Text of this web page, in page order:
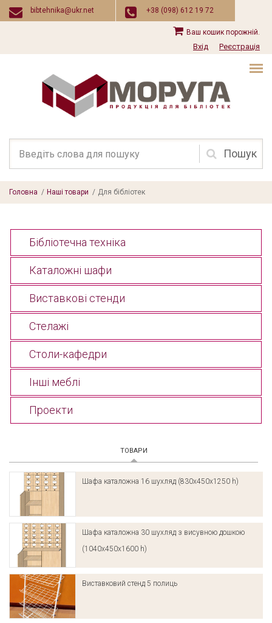
bibtehnika@ukr.net +38 (098) 612 19 72
Ваш кошик порожній.
Вхід Реєстрація
Пошукова
форма
Головна / Наші товари / Для бібліотек
Бібліотечна техніка
Каталожні шафи
Виставкові стенди
Стелажі
Столи-кафедри
Інші меблі
Проекти
ТОВАРИ
Шафа каталожна 16 шухляд (830х450х1250 h)
Шафа каталожна 30 шухляд з висувною дошкою
(1040х450х1600 h)
Виставковий стенд 5 полиць